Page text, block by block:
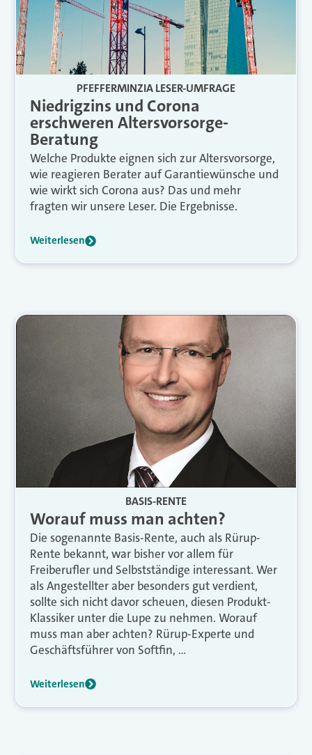
PFEFFERMINZIA LESER-UMFRAGE
Niedrigzins und Corona
erschweren Altersvorsorge-
Beratung
Welche Produkte eignen sich zur Altersvorsorge,
wie reagieren Berater auf Garantiewünsche und
wie wirkt sich Corona aus? Das und mehr
fragten wir unsere Leser. Die Ergebnisse.
Weiterlesen
BASIS-RENTE
Worauf muss man achten?
Die sogenannte Basis-Rente, auch als Rürup-
Rente bekannt, war bisher vor allem für
Freiberufler und Selbstständige interessant. Wer
als Angestellter aber besonders gut verdient,
sollte sich nicht davor scheuen, diesen Produkt-
Klassiker unter die Lupe zu nehmen. Worauf
muss man aber achten? Rürup-Experte und
Geschäftsführer von Softfin, …
Weiterlesen